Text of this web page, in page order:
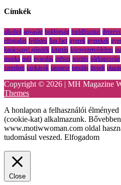
Címkék
alkohol anyaság boldogság buddhizmus
elfogadás fejlődés fun fact gyerek gyerekek
karácsonyi ajándék kitartás környezetvédelem
munka méz nyaralás otthon pozitív párkapcsolat
szerelem szokások tanmese tanulás tippek utazás
Copyright © 2026 | MH Magazine
Themes
A honlapon a felhasználói
(cookie-kat) alkalmazunk.
www.motiwwoman.com oldal
tudomásul veszed. Elfogadom
Close